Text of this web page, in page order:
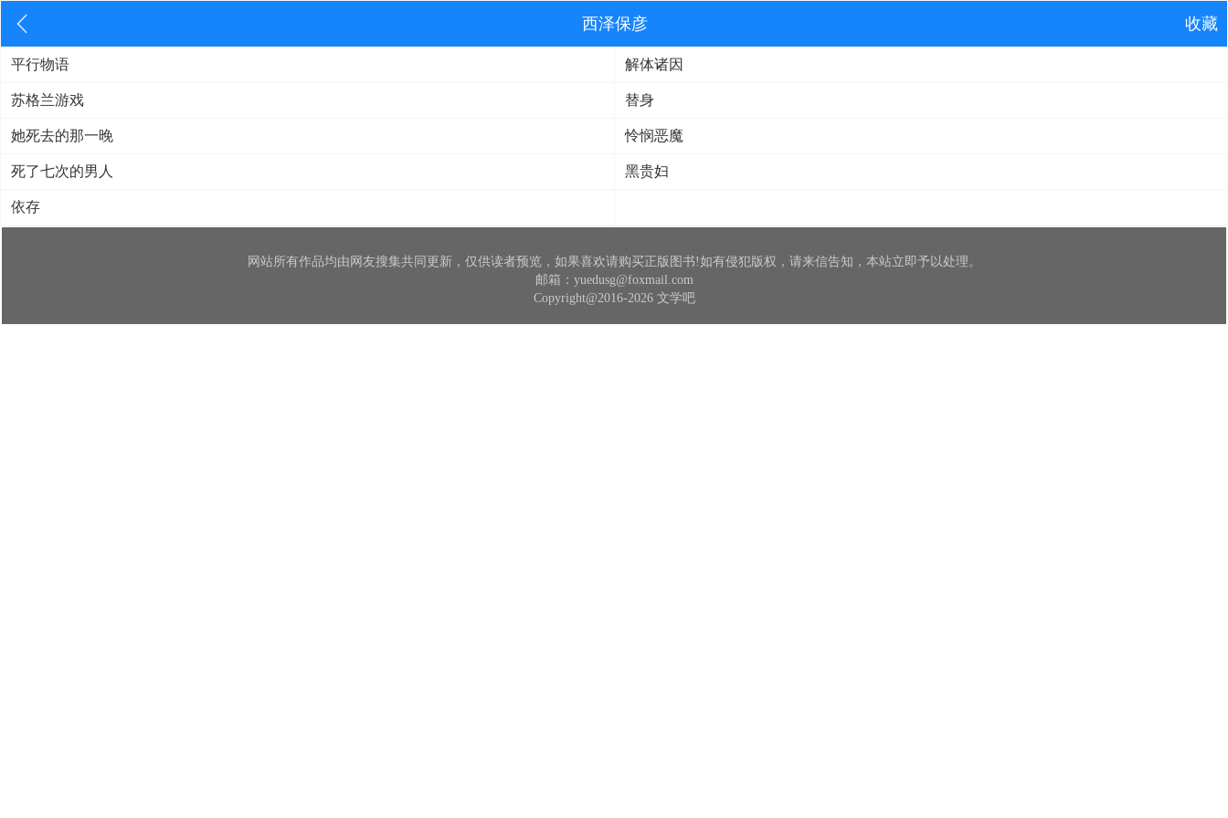
西泽保彦 收藏
平行物语 解体诸因
苏格兰游戏 替身
她死去的那一晚 怜悯恶魔
死了七次的男人 黑贵妇
依存
网站所有作品均由网友搜集共同更新，仅供读者预览，如果喜欢请购买正版图书!如有侵犯版权，请来信告知，本站立即予以处理。
邮箱：yuedusg@foxmail.com
Copyright@2016-2026 文学吧